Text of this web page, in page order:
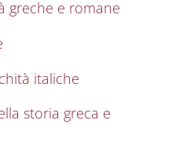
greche e romane
italiche
storia greca e